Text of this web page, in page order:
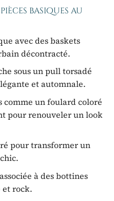
basiques au
avec des baskets
décontracté.
sous un pull torsadé
et automnale.
comme un foulard coloré
pour renouveler un look
pour transformer un
à des bottines
rock.